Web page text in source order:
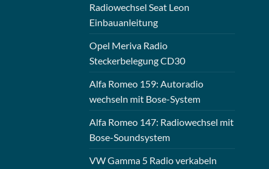
Radiowechsel Seat Leon
Einbauanleitung
Opel Meriva Radio
Steckerbelegung CD30
Alfa Romeo 159: Autoradio
wechseln mit Bose-System
Alfa Romeo 147: Radiowechsel mit
Bose-Soundsystem
VW Gamma 5 Radio verkabeln